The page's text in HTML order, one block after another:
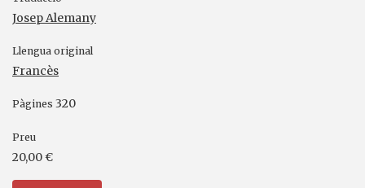
Josep Alemany
Llengua original
Francès
Pàgines 320
Preu
20,00 €